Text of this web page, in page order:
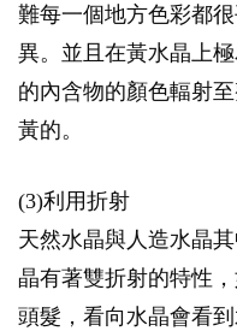
難每一個地方色彩都
異。並且在黃水晶上
的內含物的顏色輻射
黃的。
(3)利用折射
天然水晶與人造水晶
晶有著雙折射的特性
頭髮，看向水晶會看